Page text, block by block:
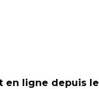
en ligne depuis le